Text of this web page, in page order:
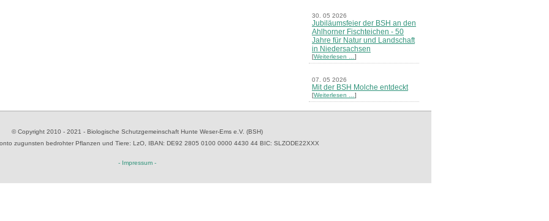
30. 05 2026
Jubiläumsfeier der BSH an den
Ahlhorner Fischteichen - 50
Jahre für Natur und Landschaft
in Niedersachsen
[Weiterlesen … ]
07. 05 2026
Mit der BSH Molche entdeckt
[Weiterlesen … ]
[Weiterlesen …
© Copyright 2010 - 2021 - Biologische Schutzgemeinschaft Hunte Weser-Ems e.V. (BSH)
zugunsten bedrohter Pflanzen und Tiere: LzO, IBAN: DE92 2805 0100 0000 4430 44 BIC: SLZODE22XXX
- Impressum -